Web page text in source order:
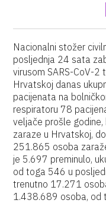
Nacionalni stožer
posljednja 24 sata
virusom SARS-CoV-2
Hrvatskoj danas
pacijenata na
respiratoru 78
veljače prošle
zaraze u Hrvatskoj,
251.865 osoba
je 5.697 preminulo,
od toga 546 u
trenutno 17.271
1.438.689 osoba, od